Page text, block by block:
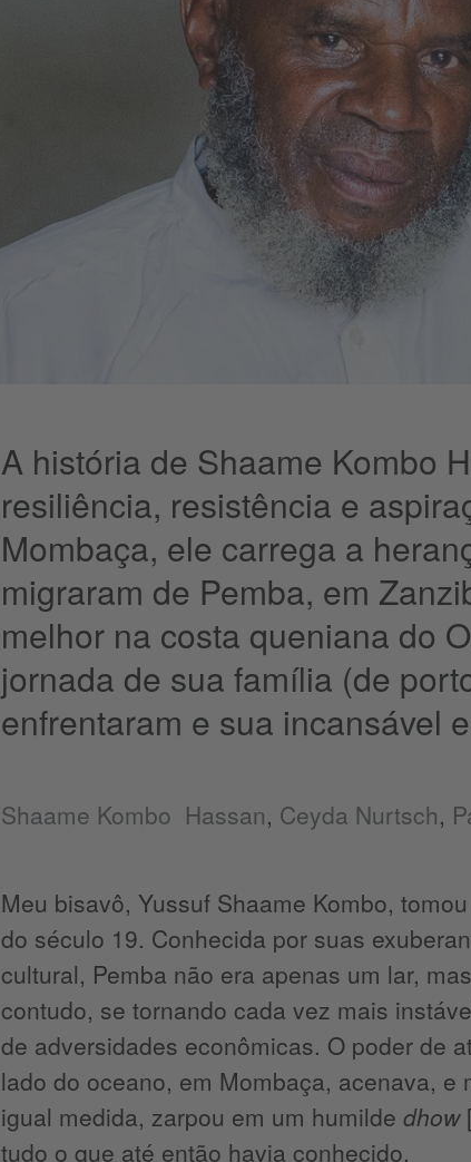
A história de Shaame Kombo
resiliência, resistência e
Mombaça, ele carrega a
migraram de Pemba, em
melhor na costa queniana do
jornada de sua família (de
enfrentaram e sua incansável
Shaame Kombo Hassan, Ceyda Nurtsch,
Meu bisavô, Yussuf Shaame Kombo,
do século 19. Conhecida por suas
cultural, Pemba não era apenas um lar,
contudo, se tornando cada vez mais
de adversidades econômicas. O poder de
lado do oceano, em Mombaça, acenava,
igual medida, zarpou em um humilde dhow
tudo o que até então havia conhecido.